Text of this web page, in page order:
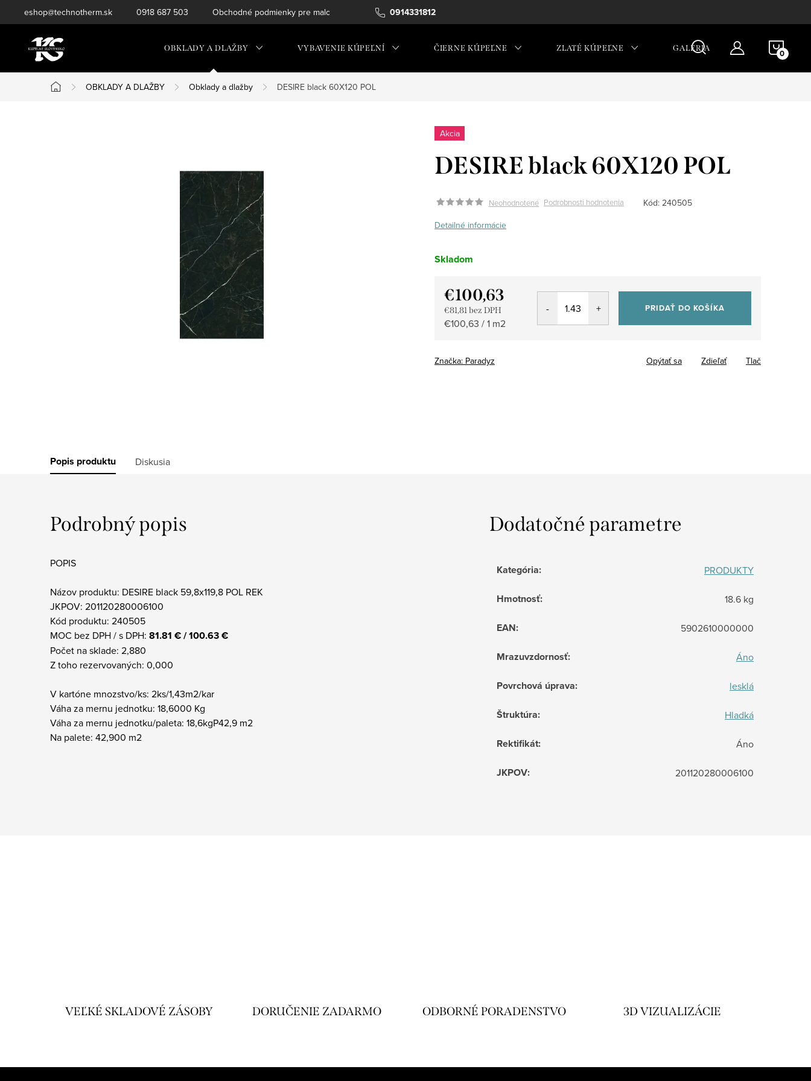
na
0914331812
eshop@technotherm.sk 0918 687 503 Obchodné podmienky pre maloobchod
OBKLADY A DLAŽBY VYBAVENIE KÚPEĽNÍ ČIERNE KÚPEĽNE ZLATÉ KÚPEĽNE GALÉRIA
Domov
OBKLADY A DLAŽBY Obklady a dlažby DESIRE black 60X120 POL
Akcia
DESIRE black 60X120 POL
Neohodnotené Podrobnosti hodnotenia Kód: 240505
Detailné informácie
Skladom
€100,63
€81,81 bez DPH
Jednotková
€100,63 / 1 m2
PRIDAŤ DO KOŠÍKA
Značka: Paradyz Tlač
Opýtať sa Zdieľať
Popis produktu Diskusia
Podrobný popis
POPIS
Názov produktu: DESIRE black 59,8x119,8 POL REK
JKPOV: 201120280006100
Kód produktu: 240505
MOC bez DPH / s DPH: 81.81 € / 100.63 €
Počet na sklade: 2,880
Z toho rezervovaných: 0,000
V kartóne mnozstvo/ks: 2ks/1,43m2/kar
Váha za mernu jednotku: 18,6000 Kg
Váha za mernu jednotku/paleta: 18,6kgP42,9 m2
Na palete: 42,900 m2
Dodatočné parametre
Kategória: PRODUKTY
Hmotnosť: 18.6 kg
EAN: 5902610000000
Mrazuvzdornosť: Áno
Povrchová úprava: lesklá
Štruktúra: Hladká
Rektifikát: Áno
JKPOV: 201120280006100
VEĽKÉ SKLADOVÉ ZÁSOBY DORUČENIE ZADARMO ODBORNÉ PORADENSTVO 3D VIZUALIZÁCIE